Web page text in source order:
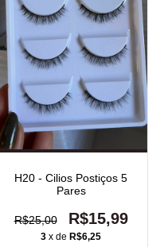
H20 - Cilios Postiços 5
Pares
R$25,00 R$15,99
3 x de R$6,25